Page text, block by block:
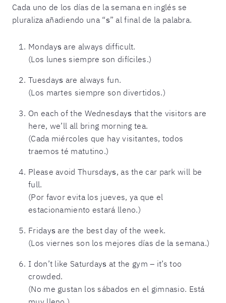
Cada uno de los días de la semana en inglés se
pluraliza añadiendo una “s” al final de la palabra.
Mondays are always difficult.
(Los lunes siempre son difíciles.)
Tuesdays are always fun.
(Los martes siempre son divertidos.)
On each of the Wednesdays that the visitors are
here, we’ll all bring morning tea.
(Cada miércoles que hay visitantes, todos
traemos té matutino.)
Please avoid Thursdays, as the car park will be
full.
(Por favor evita los jueves, ya que el
estacionamiento estará lleno.)
Fridays are the best day of the week.
(Los viernes son los mejores días de la semana.)
I don’t like Saturdays at the gym – it’s too
crowded.
(No me gustan los sábados en el gimnasio. Está